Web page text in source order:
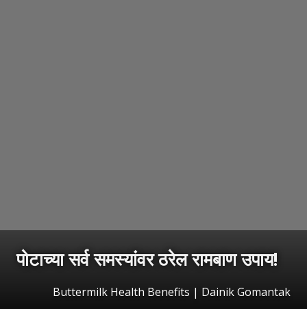
पोटाच्या सर्व समस्यांवर ठरेल रामबाण उपाय!
Buttermilk Health Benefits | Dainik Gomantak